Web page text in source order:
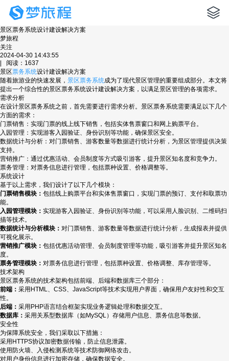
景区票务系统设计建设解决方案
梦旅程
关注
2024-04-30 14:43:55
| 阅读：1637
景区票务系统设计建设解决方案
随着旅游业的快速发展， 景区票务系统成为了现代景区管理的重要组成部分。本文将
提出一个综合性的景区票务系统设计建设解决方案，以满足景区管理的各项需求。
需求分析
在设计景区票务系统之前，首先需要进行需求分析。景区票务系统需要满足以下几个
方面的需求：
门票销售：实现门票的线上线下销售，包括实体售票窗口和网上购票平台。
入园管理：实现游客入园验证、身份识别等功能，确保景区安全。
数据统计与分析：对门票销售、游客数量等数据进行统计分析，为景区管理提供决策
支持。
营销推广：通过优惠活动、会员制度等方式吸引游客，提升景区知名度和竞争力。
票务管理：对票务信息进行管理，包括票种设置、价格调整等。
系统设计
基于以上需求，我们设计了以下几个模块：
门票销售模块： 包括线上购票平台和实体售票窗口，实现门票的预订、支付和取票功
能。
入园管理模块： 实现游客入园验证、身份识别等功能，可以采用人脸识别、二维码扫
描等技术。
数据统计与分析模块： 对门票销售、游客数量等数据进行统计分析，生成报表并提供
可视化展示。
营销推广模块： 包括优惠活动管理、会员制度管理等功能，吸引游客并提升景区知名
度。
票务管理模块： 对票务信息进行管理，包括票种设置、价格调整、库存管理等。
技术架构
景区票务系统的技术架构包括前端、后端和数据库三个部分：
前端： 采用HTML、CSS、JavaScript等技术实现用户界面，确保用户友好性和交互
性。
后端： 采用PHP语言结合框架实现业务逻辑处理和数据交互。
数据库： 采用关系型数据库（如MySQL）存储用户信息、票务信息等数据。
安全性
为保障系统安全，我们采取以下措施：
采用HTTPS协议加密数据传输，防止信息泄露。
使用防火墙、入侵检测系统等技术防御网络攻击。
对用户身份信息进行加密存储，确保数据安全。